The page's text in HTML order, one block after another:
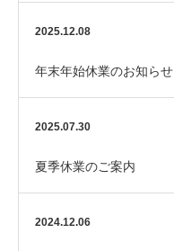
2025.12.08
年末年始休業のお知らせ
2025.07.30
夏季休業のご案内
2024.12.06